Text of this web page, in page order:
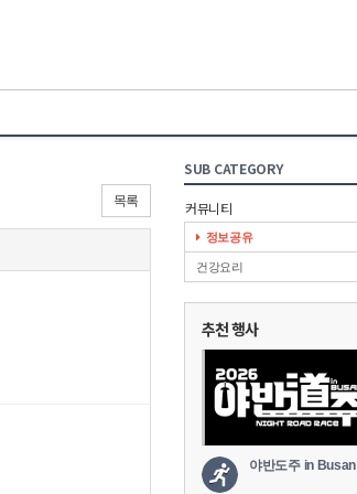
목록
SUB CATEGORY
커뮤니티
정보공유
건강요리
추천 행사
야반도주 in Busan